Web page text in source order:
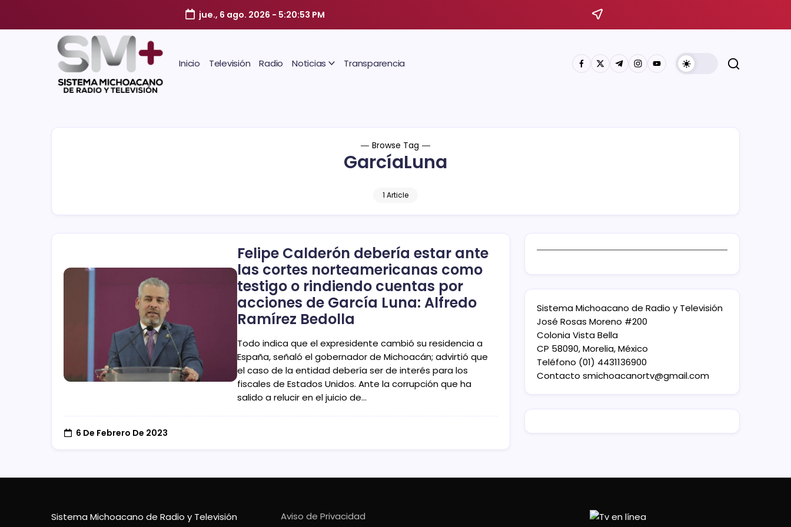
jue., 6 ago. 2026 - 5:20:54 PM
Inicio Televisión Radio Noticias Transparencia
Browse Tag
GarcíaLuna
1 Article
Felipe Calderón debería estar ante
las cortes norteamericanas como
testigo o rindiendo cuentas por
acciones de García Luna: Alfredo
Ramírez Bedolla
Todo indica que el expresidente cambió su residencia a
España, señaló el gobernador de Michoacán; advirtió que
el caso de la entidad debería ser de interés para los
fiscales de Estados Unidos. Ante la corrupción que ha
salido a relucir en el juicio de…
6 De Febrero De 2023
Sistema Michoacano de Radio y Televisión
José Rosas Moreno #200
Colonia Vista Bella
CP 58090, Morelia, México
Teléfono (01) 4431136900
Contacto smichoacanortv@gmail.com
Sistema Michoacano de Radio y Televisión
Aviso de Privacidad